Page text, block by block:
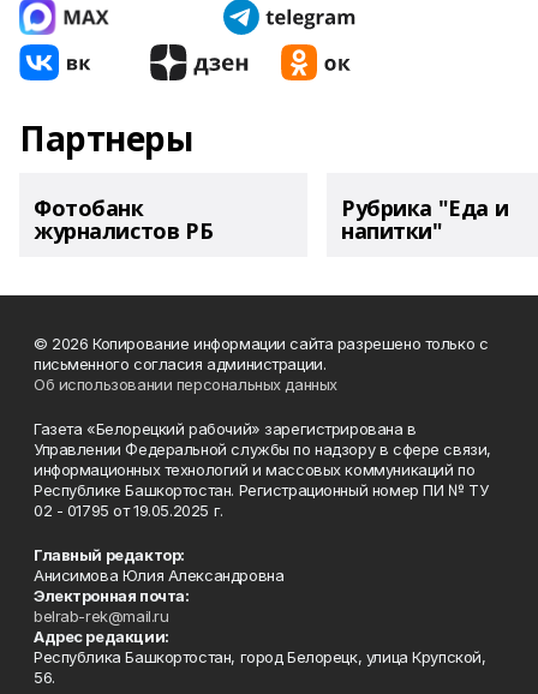
Партнеры
Фотобанк
журналистов РБ
Рубрика "Еда и
напитки"
© 2026 Копирование информации сайта разрешено только с
письменного согласия администрации.
Об использовании персональных данных
Газета «Белорецкий рабочий» зарегистрирована в
Управлении Федеральной службы по надзору в сфере связи,
информационных технологий и массовых коммуникаций по
Республике Башкортостан. Регистрационный номер ПИ № ТУ
02 - 01795 от 19.05.2025 г.
Главный редактор:
Анисимова Юлия Александровна
Электронная почта:
belrab-rek@mail.ru
Адрес редакции:
Республика Башкортостан, город Белорецк, улица Крупской,
56.